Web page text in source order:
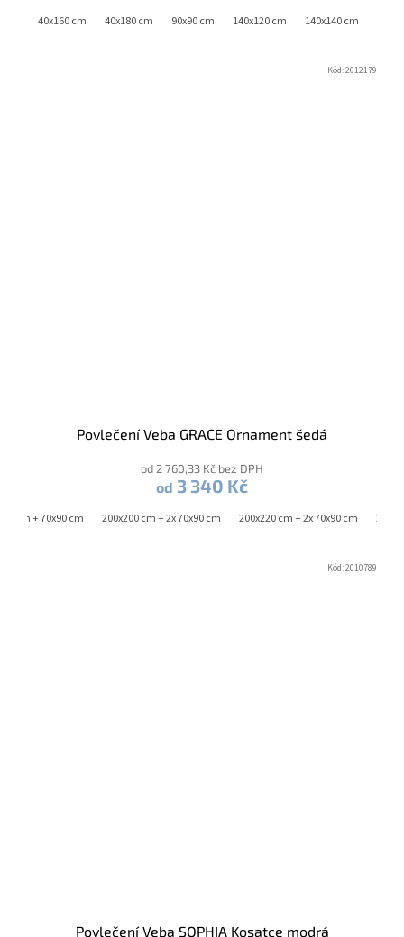
40x160 cm 40x180 cm 90x90 cm 140x120 cm 140x140 cm
Povlečení Veba GRACE Ornament šedá
od 2 760,33 Kč bez DPH
od 3 340 Kč
cm + 70x90 cm 200x200 cm + 2x 70x90 cm 200x220 cm + 2x 70x90 cm
Kód:2012179
Povlečení Veba SOPHIA Kosatce modrá
Kód:2010789